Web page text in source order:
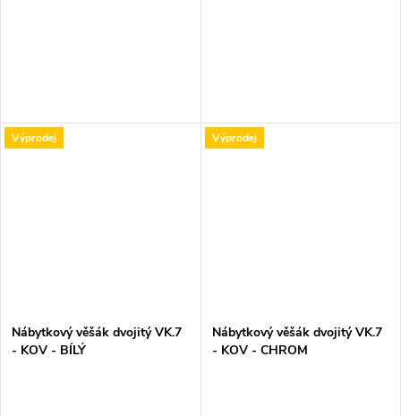
Výprodej
Nábytkový věšák dvojitý VK.7
- KOV - BÍLÝ
Výprodej
Nábytkový věšák dvojitý VK.7
- KOV - CHROM